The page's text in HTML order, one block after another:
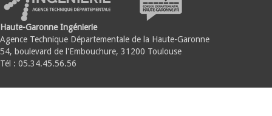
Haute-Garonne Ingénierie
Agence Technique Départementale de la Haute-Garonne
54, boulevard de l'Embouchure, 31200 Toulouse
Tél : 05.34.45.56.56